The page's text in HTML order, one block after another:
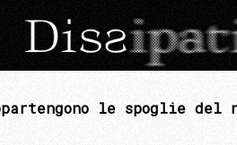
le spoglie del